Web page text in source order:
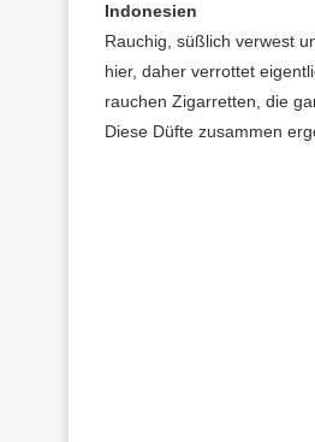
Indonesien
Rauchig, süßlich verwest
hier, daher verrottet
rauchen Zigarretten, die
Diese Düfte zusammen